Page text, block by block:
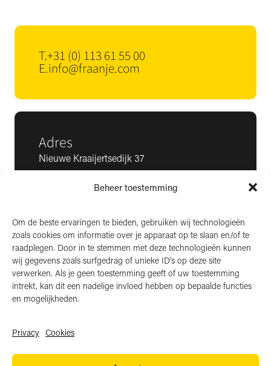
Beheer toestemming
Om de beste ervaringen te bieden, gebruiken wij technologieën
zoals cookies om informatie over je apparaat op te slaan en/of te
raadplegen. Door in te stemmen met deze technologieën kunnen
wij gegevens zoals surfgedrag of unieke ID's op deze site
verwerken. Als je geen toestemming geeft of uw toestemming
intrekt, kan dit een nadelige invloed hebben op bepaalde functies
en mogelijkheden.
Privacy Cookies
T.+31 (0) 113 61 55 00
E.info@fraanje.com
Adres
Nieuwe Kraaijertsedijk 37
4458 NK ’s-Heer Arendskerke
BTW: NL006850807
LinkedIn
Instagram
Facebook
Algemene voorwaarden